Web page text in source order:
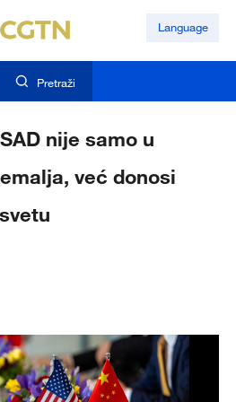
Language
Pretraži
nije samo u
već donosi